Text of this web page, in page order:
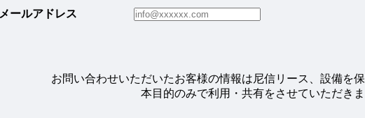
メールアドレス
お問い合わせいただいたお客様の情報は尼信リース、設備を
本目的のみで利用・共有をさせていただきま